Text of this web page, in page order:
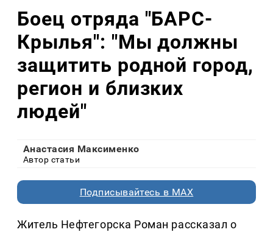
Боец отряда "БАРС-
Крылья": "Мы должны
защитить родной город,
регион и близких
людей"
Анастасия Максименко
Автор статьи
Подписывайтесь в MAX
Житель Нефтегорска Роман рассказал о